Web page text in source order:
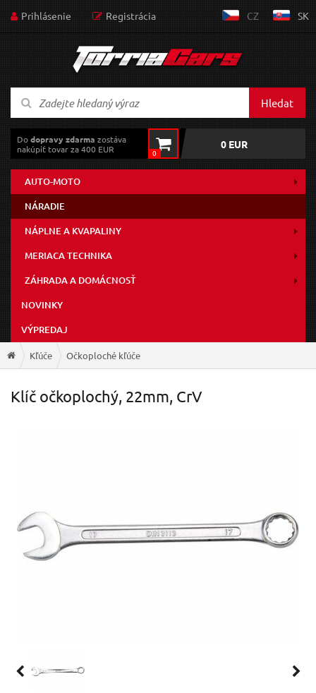
Prihlásenie Registrácia CZ SK
Hledat
Dodopravy zdarma zostáva
nakúpiť tovar za 400 EUR
0
0 EUR
AUTO-MOTO
NÁRADIE
NÁPLNE A KVAPALINY
MERIACA TECHNIKA
ZÁHRADA A DOMÁCNOSŤ
NOVINKY
VÝPREDAJ
Kľúče Očkoploché kľúče
Klíč očkoplochý, 22mm, CrV